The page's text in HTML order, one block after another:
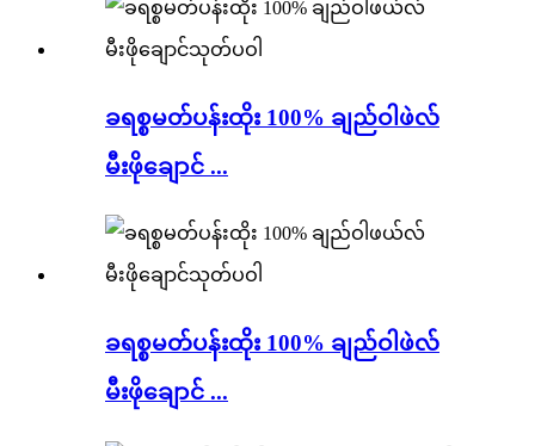
ခရစ္စမတ်ပန်းထိုး 100% ချည်ဝါဖဲလ်
မီးဖိုချောင် ...
ခရစ္စမတ်ပန်းထိုး 100% ချည်ဝါဖဲလ်
မီးဖိုချောင် ...